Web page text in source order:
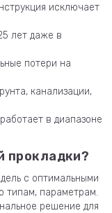
исключает
лет даже в
потери на
канализации,
в диапазоне
прокладки?
с оптимальными
типам, параметрам.
решение для